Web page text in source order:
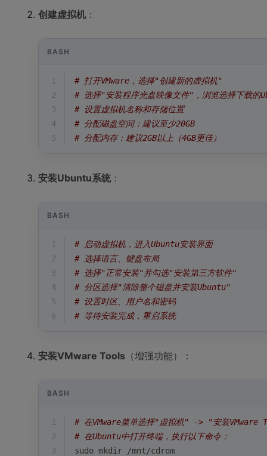
创建虚拟机 ：
BASH
1
# 打开VMware，选择"创建新的虚拟机"
2
# 选择"安装程序光盘映像文件"，浏览选择下载的
3
# 设置虚拟机名称和存储位置
4
# 分配磁盘空间：建议至少20GB
5
# 分配内存：建议2GB以上（4GB更佳）
安装Ubuntu系统：
BASH
1
# 启动虚拟机，进入Ubuntu安装界面
2
# 选择语言、键盘布局
3
# 选择"正常安装"并勾选"安装第三方软件"
4
# 分区选择"清除整个磁盘并安装Ubuntu"
5
# 设置时区、用户名和密码
6
# 等待安装完成，重启系统
安装VMware Tools （增强功能）：
BASH
1
# 在VMware菜单选择"虚拟机" -> "安装VMware
2
# 在Ubuntu中打开终端，执行以下命令：
3
sudo mkdir /mnt/cdrom